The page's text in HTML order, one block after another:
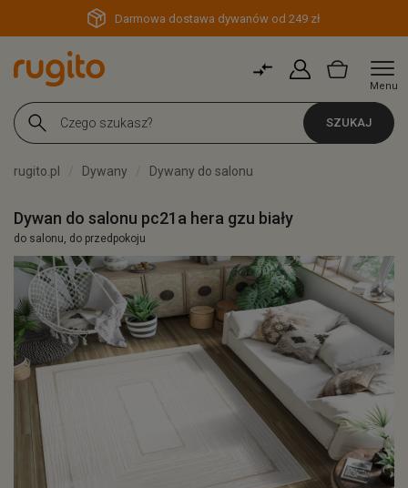
Darmowa dostawa dywanów od 249 zł
Menu
SZUKAJ
rugito.pl Dywany Dywany do salonu
Dywan do salonu pc21a hera gzu biały
do salonu, do przedpokoju